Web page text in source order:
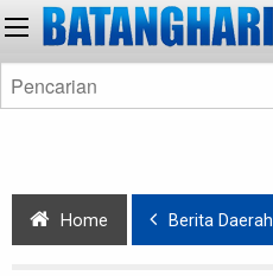
Home Berita Daerah